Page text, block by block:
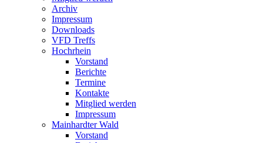
Archiv
Impressum
Downloads
VFD Treffs
Hochrhein
Vorstand
Berichte
Termine
Kontakte
Mitglied werden
Impressum
Mainhardter Wald
Vorstand